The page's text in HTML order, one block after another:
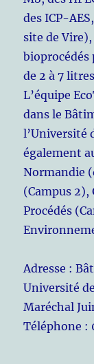
des ICP-
site de
bioprocédés
de 2 à 7
L’équipe
dans le
l’Université
également
Normandie
(Campus 2),
Procédés
Adresse :
Université
Maréchal
Téléphone :